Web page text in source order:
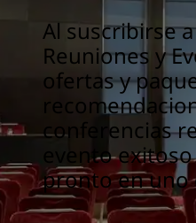
Al suscribirse
Reuniones y
ofertas y
conferencias
evento
pronto en uno